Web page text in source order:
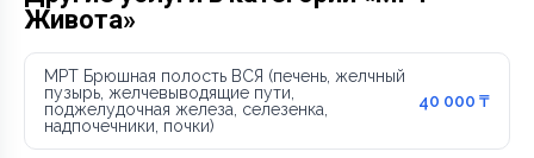
Живота»
МРТ Брюшная полость ВСЯ (печень, желчный
пузырь, желчевыводящие пути,
поджелудочная железа, селезенка,
надпочечники, почки)
40 000 ₸